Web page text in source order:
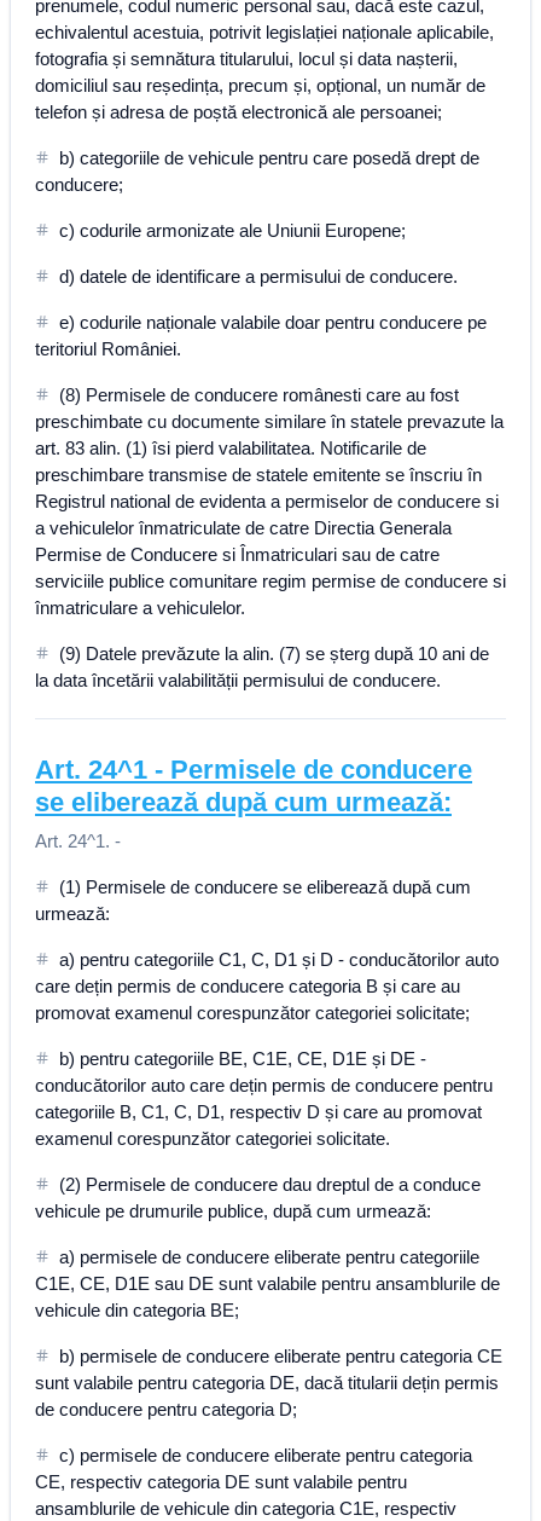
prenumele, codul numeric personal sau, dacă este cazul,
echivalentul acestuia, potrivit legislației naționale aplicabile,
fotografia și semnătura titularului, locul și data nașterii,
domiciliul sau reședința, precum și, opțional, un număr de
telefon și adresa de poștă electronică ale persoanei;
b) categoriile de vehicule pentru care posedă drept de
conducere;
c) codurile armonizate ale Uniunii Europene;
d) datele de identificare a permisului de conducere.
e) codurile naționale valabile doar pentru conducere pe
teritoriul României.
(8) Permisele de conducere românesti care au fost
preschimbate cu documente similare în statele prevazute la
art. 83 alin. (1) îsi pierd valabilitatea. Notificarile de
preschimbare transmise de statele emitente se înscriu în
Registrul national de evidenta a permiselor de conducere si
a vehiculelor înmatriculate de catre Directia Generala
Permise de Conducere si Înmatriculari sau de catre
serviciile publice comunitare regim permise de conducere si
înmatriculare a vehiculelor.
(9) Datele prevăzute la alin. (7) se șterg după 10 ani de
la data încetării valabilității permisului de conducere.
Art. 24^1 - Permisele de conducere
se eliberează după cum urmează:
Art. 24^1. -
(1) Permisele de conducere se eliberează după cum
urmează:
a) pentru categoriile C1, C, D1 și D - conducătorilor auto
care dețin permis de conducere categoria B și care au
promovat examenul corespunzător categoriei solicitate;
b) pentru categoriile BE, C1E, CE, D1E și DE -
conducătorilor auto care dețin permis de conducere pentru
categoriile B, C1, C, D1, respectiv D și care au promovat
examenul corespunzător categoriei solicitate.
(2) Permisele de conducere dau dreptul de a conduce
vehicule pe drumurile publice, după cum urmează:
a) permisele de conducere eliberate pentru categoriile
C1E, CE, D1E sau DE sunt valabile pentru ansamblurile de
vehicule din categoria BE;
b) permisele de conducere eliberate pentru categoria CE
sunt valabile pentru categoria DE, dacă titularii dețin permis
de conducere pentru categoria D;
c) permisele de conducere eliberate pentru categoria
CE, respectiv categoria DE sunt valabile pentru
ansamblurile de vehicule din categoria C1E, respectiv